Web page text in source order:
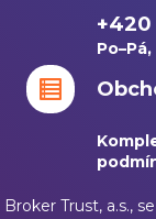
+420
Broker Trust, a.s.,